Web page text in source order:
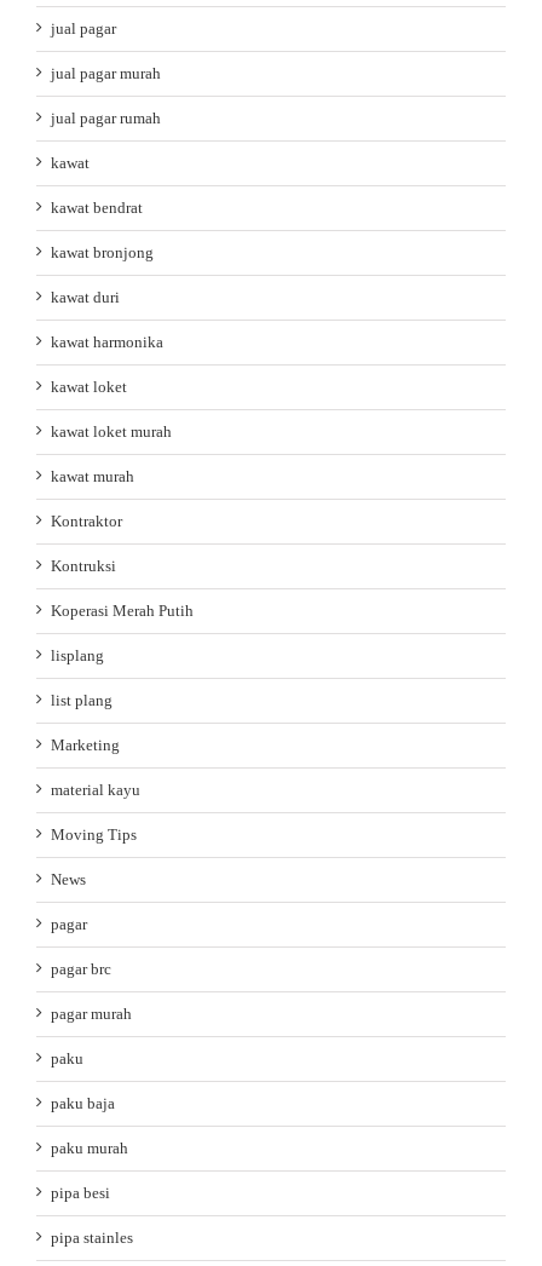
jual pagar
jual pagar murah
jual pagar rumah
kawat
kawat bendrat
kawat bronjong
kawat duri
kawat harmonika
kawat loket
kawat loket murah
kawat murah
Kontraktor
Kontruksi
Koperasi Merah Putih
lisplang
list plang
Marketing
material kayu
Moving Tips
News
pagar
pagar brc
pagar murah
paku
paku baja
paku murah
pipa besi
pipa stainles